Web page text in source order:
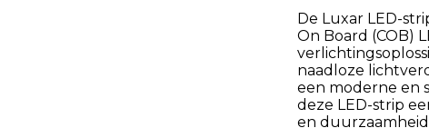
De Luxar LED-
On Board (COB)
naadloze
een moderne en
deze LED-strip
en